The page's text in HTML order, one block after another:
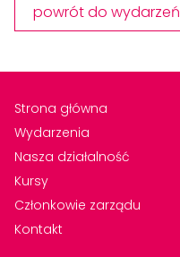
powrót do wydarzeń
Strona główna
Wydarzenia
Nasza działalność
Kursy
Członkowie zarządu
Kontakt